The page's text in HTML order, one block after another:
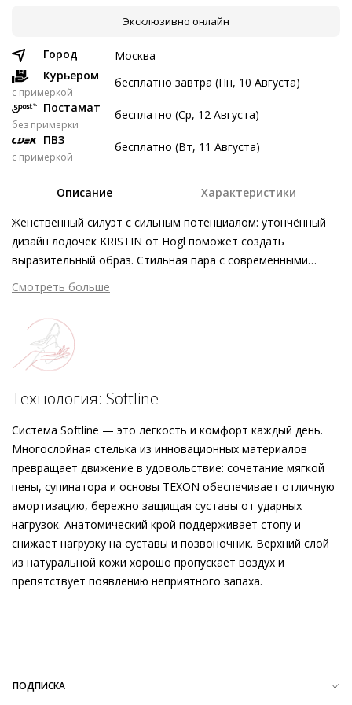
23 авг
6 сен
Без переплат
Долями
Разделите стоимость покупки
Заплатите сейчас только часть, а оставшееся будем
Затем по 4 647 ₽ раз в 2 недели
Подробнее о сервисе можно узнать на
Эксклюзивно онлайн
Город
Москва
Курьером
c примеркой
бесплатно завтра (Пн, 10 Августа)
Постамат
без примерки
бесплатно (Ср, 12 Августа)
ПВЗ
с примеркой
бесплатно (Вт, 11 Августа)
Описание Характеристики
Женственный силуэт с сильным потенциалом: утончённый
дизайн лодочек KRISTIN от Högl поможет создать
выразительный образ. Стильная пара с современными
акцентами, такими как асимметричный вырез и скошенный
каблук, станет отличной инвестицией как для
повседневного, так и для более формального гардероба.
Сочетайте туфли из серой кожи первоклассного качества с
деловым костюмом, юбкой-карандашом или платьем.
Дизайн этих лодочек, изготовленных этичными методами
на экологически безопасном производстве в Европе, столь
возможный благодаря стельке с воздушной набивкой и
мягкой кожаной подкладке.
Смотреть больше
Технология: Softline
Система Softline — это легкость и комфорт каждый день.
Многослойная стелька из инновационных материалов
превращает движение в удовольствие: сочетание мягкой
пены, супинатора и основы TEXON обеспечивает отличную
амортизацию, бережно защищая суставы от ударных
нагрузок. Анатомический крой поддерживает стопу и
снижает нагрузку на суставы и позвоночник. Верхний слой
из натуральной кожи хорошо пропускает воздух и
препятствует появлению неприятного запаха.
Высота каблука 50 мм
Тип каблука
ПОДПИСКА